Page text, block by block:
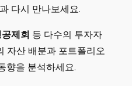
다시 만나보세요.
제회 등 다수의 투자자
자산 배분과 포트폴리오
향을 분석하세요.